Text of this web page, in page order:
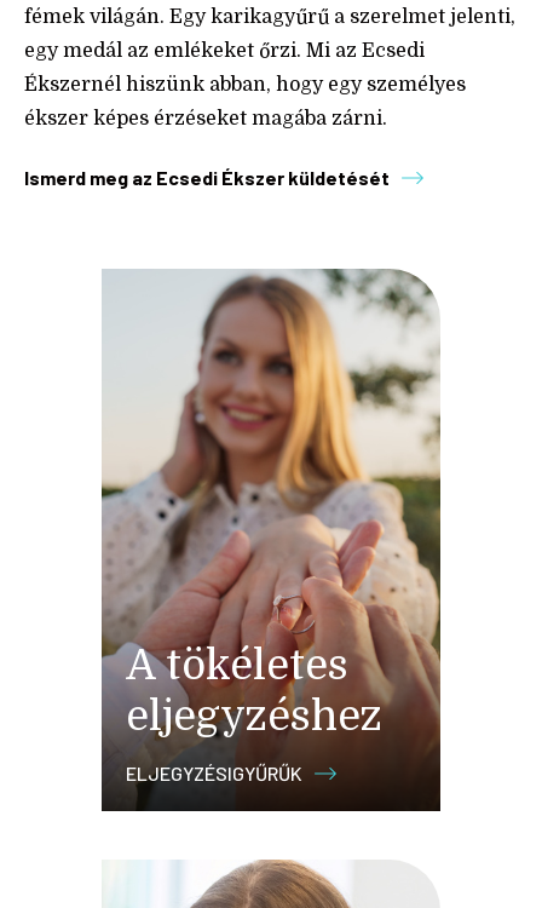
fémek világán. Egy karikagyűrű a szerelmet jelenti,
egy medál az emlékeket őrzi. Mi az Ecsedi
Ékszernél hiszünk abban, hogy egy személyes
ékszer képes érzéseket magába zárni.
Ismerd meg az Ecsedi Ékszer küldetését
A tökéletes
eljegyzéshez
ELJEGYZÉSIGYŰRŰK